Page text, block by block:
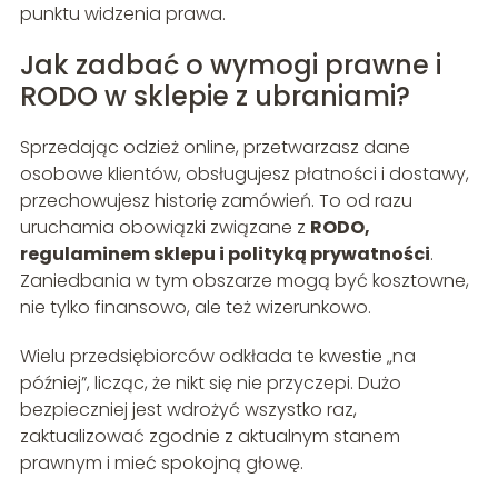
punktu widzenia prawa.
Jak zadbać o wymogi prawne i
RODO w sklepie z ubraniami?
Sprzedając odzież online, przetwarzasz dane
osobowe klientów, obsługujesz płatności i dostawy,
przechowujesz historię zamówień. To od razu
uruchamia obowiązki związane z RODO,
regulaminem sklepu i polityką prywatności.
Zaniedbania w tym obszarze mogą być kosztowne,
nie tylko finansowo, ale też wizerunkowo.
Wielu przedsiębiorców odkłada te kwestie „na
później”, licząc, że nikt się nie przyczepi. Dużo
bezpieczniej jest wdrożyć wszystko raz,
zaktualizować zgodnie z aktualnym stanem
prawnym i mieć spokojną głowę.